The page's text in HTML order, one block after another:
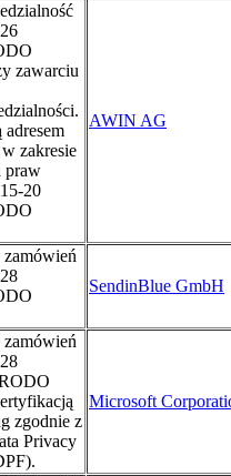
zawarciu
adresem
zakresie
praw
20
AWIN AG
zamówień
SendinBlue GmbH
zamówień
zgodnie z
Privacy
Microsoft